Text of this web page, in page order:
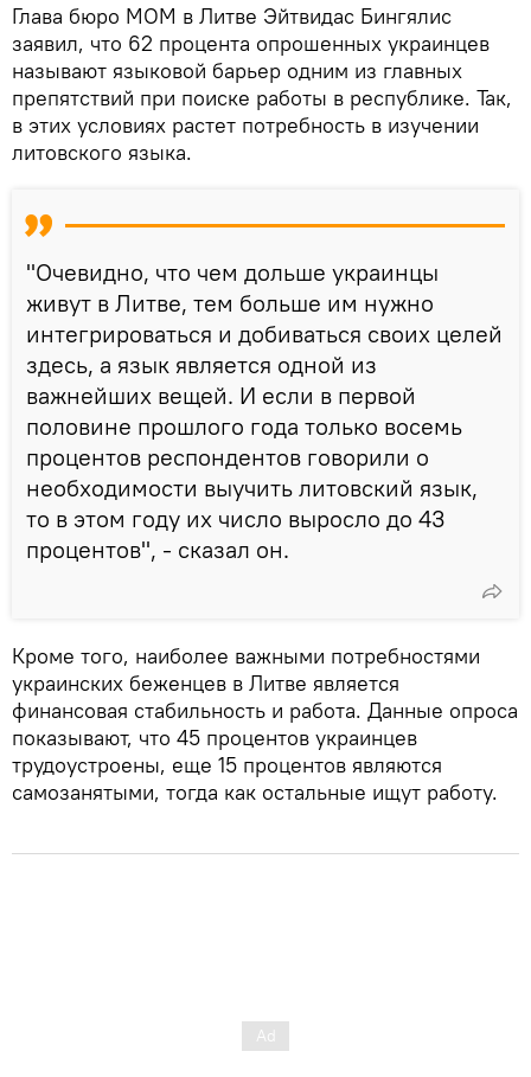
Глава бюро МОМ в Литве Эйтвидас Бингялис
заявил, что 62 процента опрошенных украинцев
называют языковой барьер одним из главных
препятствий при поиске работы в республике. Так,
в этих условиях растет потребность в изучении
литовского языка.
"Очевидно, что чем дольше украинцы
живут в Литве, тем больше им нужно
интегрироваться и добиваться своих целей
здесь, а язык является одной из
важнейших вещей. И если в первой
половине прошлого года только восемь
процентов респондентов говорили о
необходимости выучить литовский язык,
то в этом году их число выросло до 43
процентов", - сказал он.
Кроме того, наиболее важными потребностями
украинских беженцев в Литве является
финансовая стабильность и работа. Данные опроса
показывают, что 45 процентов украинцев
трудоустроены, еще 15 процентов являются
самозанятыми, тогда как остальные ищут работу.